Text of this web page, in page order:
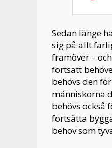
Sedan länge
sig på allt
framöver –
fortsatt
behövs den
människorna
behövs också
fortsätta
behov som